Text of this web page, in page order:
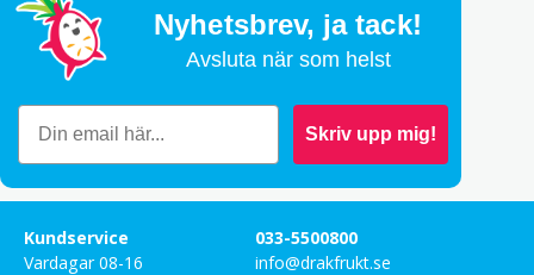
Jättegod. 😋 Kommer köpa fler gånger.
Charlotte Sennersten–januari 23, 2025
Kvällslatte som ger lugn och ro till själen.
Nyhetsbrev, ja tack!
Avsluta när som helst
Skriv upp mig!
Kundservice
Vardagar 08-16
033-5500800
info@drakfrukt.se